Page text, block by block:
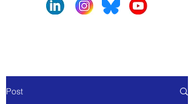
Post